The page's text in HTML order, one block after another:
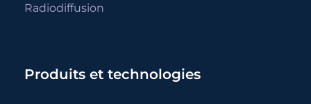
Radiodiffusion
Produits et technologies